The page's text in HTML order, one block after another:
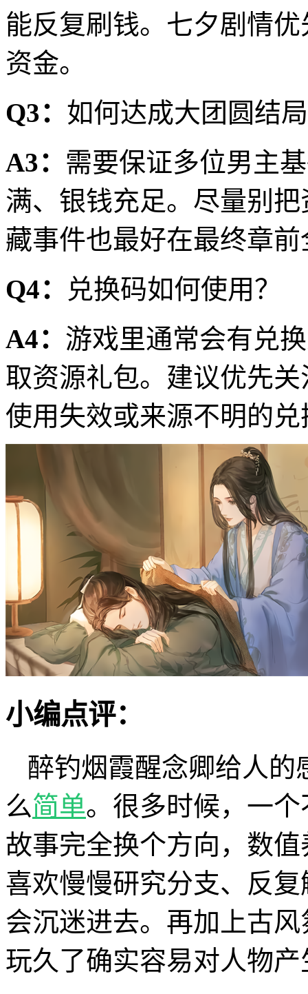
能反复刷钱。七夕剧情
资金。
Q3： 如何达成大团圆结
A3： 需要保证多位男主
满、银钱充足。尽量别
藏事件也最好在最终章
Q4：
兑换码如何使用？
A4： 游戏里通常会有兑
取资源礼包。建议优先
使用失效或来源不明的兑
小编点评：
醉钓烟霞醒念卿给人的
么简单。很多时候，一
故事完全换个方向，数
喜欢慢慢研究分支、反
会沉迷进去。再加上古
玩久了确实容易对人物